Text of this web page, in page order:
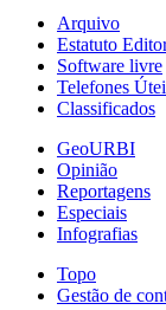
Arquivo
Estatuto
Software livre
Telefones
Classificados
GeoURBI
Opinião
Reportagens
Especiais
Infografias
Topo
Gestão de